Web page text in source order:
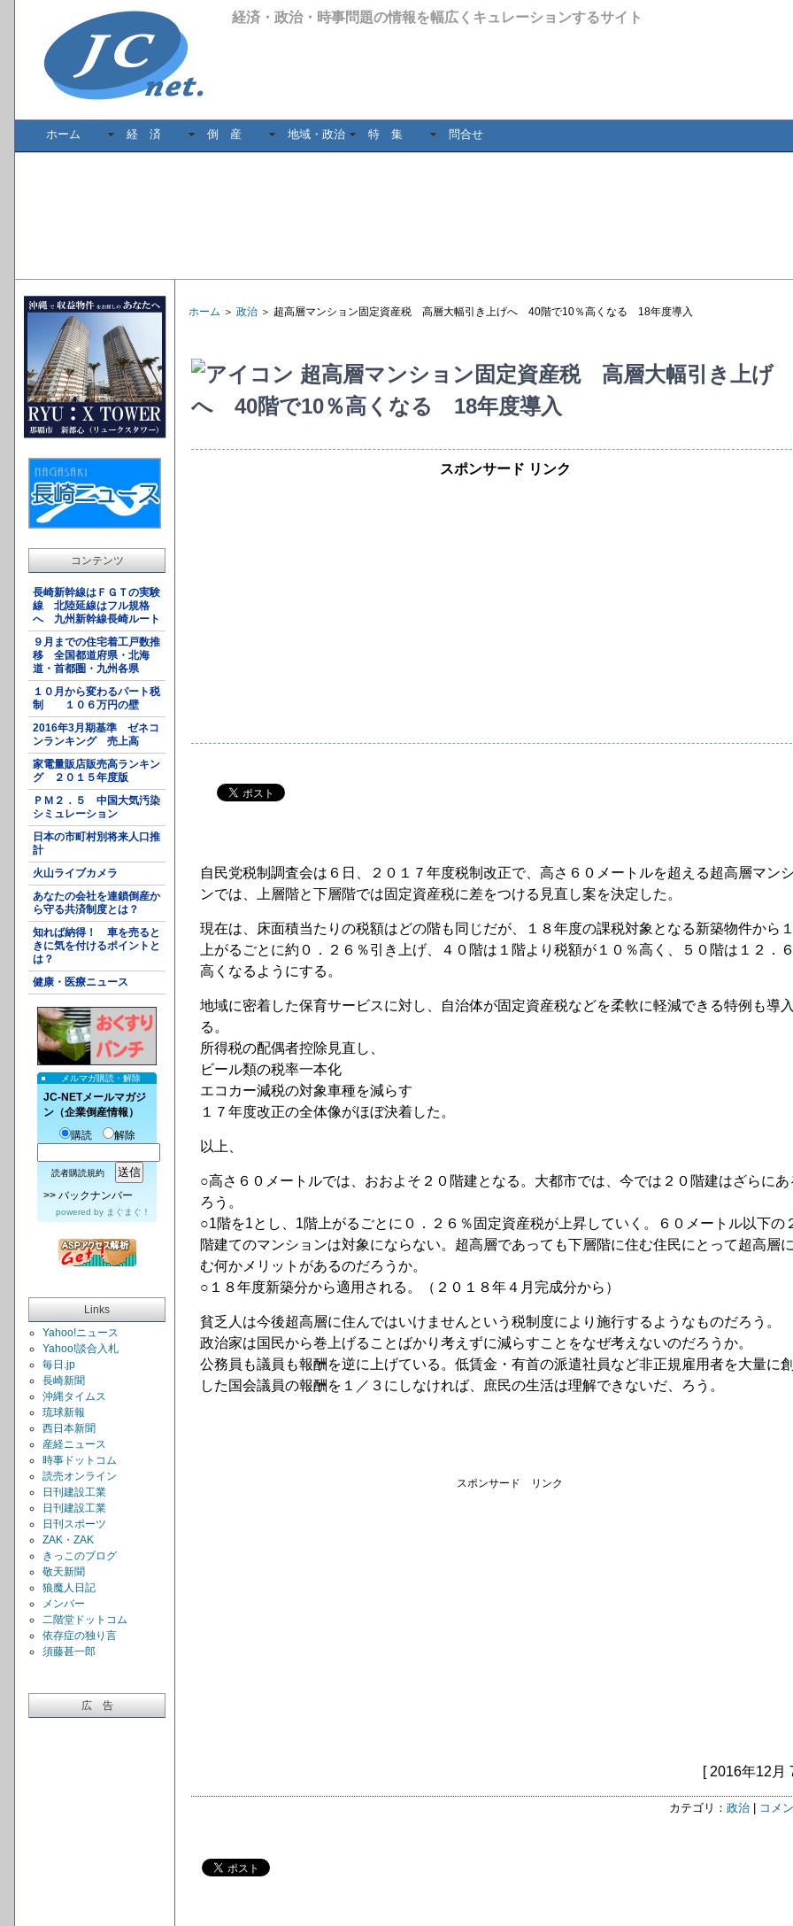
経済・政治・時事問題の情報を幅広くキュレーションするサイト
ホーム 経 済 倒 産 地域・政治 特 集 問合せ
コンテンツ
長崎新幹線はＦＧＴの実験
線 北陸延線はフル規格
へ 九州新幹線長崎ルート
９月までの住宅着工戸数推
移 全国都道府県・北海
道・首都圏・九州各県
１０月から変わるパート税
制 １０６万円の壁
2016年3月期基準 ゼネコ
ンランキング 売上高
家電量販店販売高ランキン
グ ２０１５年度版
ＰＭ２．５ 中国大気汚染
シミュレーション
日本の市町村別将来人口推
計
火山ライブカメラ
あなたの会社を連鎖倒産か
ら守る共済制度とは？
知れば納得！ 車を売ると
きに気を付けるポイントと
は？
健康・医療ニュース
メルマガ購読・解除
JC-NETメールマガジ
ン（企業倒産情報）
購読
解除
読者購読規約
>> バックナンバー
powered by まぐまぐ！
Links
Yahoo!ニュース
Yahoo!談合入札
毎日.jp
長崎新聞
沖縄タイムス
琉球新報
西日本新聞
産経ニュース
時事ドットコム
読売オンライン
日刊建設工業
日刊建設工業
日刊スポーツ
ZAK・ZAK
きっこのブログ
敬天新聞
狼魔人日記
メンバー
二階堂ドットコム
依存症の独り言
須藤甚一郎
広 告
ホーム ＞ 政治 ＞ 超高層マンション固定資産税 高層大幅引き上げへ 40階で10％高くなる 18年度導入
超高層マンション固定資産税 高層大幅引き上げ
へ 40階で10％高くなる 18年度導入
スポンサード リンク
自民党税制調査会は６日、２０１７年度税制改正で、高さ６０メートルを超える超高層マン
ンでは、上層階と下層階では固定資産税に差をつける見直し案を決定した。
現在は、床面積当たりの税額はどの階も同じだが、１８年度の課税対象となる新築物件から
上がるごとに約０．２６％引き上げ、４０階は１階より税額が１０％高く、５０階は１２．
高くなるようにする。
地域に密着した保育サービスに対し、自治体が固定資産税などを柔軟に軽減できる特例も導
る。
所得税の配偶者控除見直し、
ビール類の税率一本化
エコカー減税の対象車種を減らす
１７年度改正の全体像がほぼ決着した。
以上、
○高さ６０メートルでは、おおよそ２０階建となる。大都市では、今では２０階建はざらにあ
ろう。
○1階を1とし、1階上がるごとに０．２６％固定資産税が上昇していく。６０メートル以下の
階建てのマンションは対象にならない。超高層であっても下層階に住む住民にとって超高層
む何かメリットがあるのだろうか。
○１８年度新築分から適用される。（２０１８年４月完成分から）
貧乏人は今後超高層に住んではいけませんという税制度により施行するようなものだろう。
政治家は国民から巻上げることばかり考えずに減らすことをなぜ考えないのだろうか。
公務員も議員も報酬を逆に上げている。低賃金・有首の派遣社員など非正規雇用者を大量に
した国会議員の報酬を１／３にしなければ、庶民の生活は理解できないだ、ろう。
スポンサード リンク
[ 2016年12月
カテゴリ： 政治 コメ